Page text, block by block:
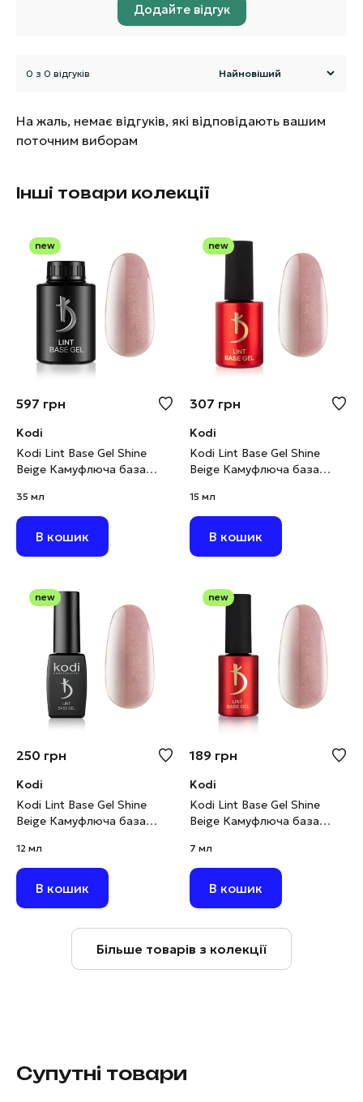
Додайте відгук
0 з 0 відгуків
На жаль, немає відгуків, які відповідають вашим
поточним виборам
Інші товари колекції
new
597 грн
Kodi
Kodi Lint Base Gel Shine
Beige Камуфлюча база
шимером, 35 мл
35 мл
В кошик
new
307 грн
Kodi
Kodi Lint Base Gel Shine
Beige Камуфлюча база
шимером, 15 мл
15 мл
В кошик
new
250 грн
Kodi
Kodi Lint Base Gel Shine
Beige Камуфлюча база
шимером, 12 мл
12 мл
В кошик
new
189 грн
Kodi
Kodi Lint Base Gel Shine
Beige Камуфлюча база
шимером, 7 мл
7 мл
В кошик
Більше товарів з колекції
Супутні товари